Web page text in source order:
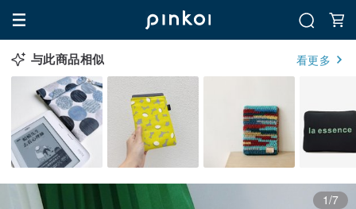
与此商品相似 看更多
1/7